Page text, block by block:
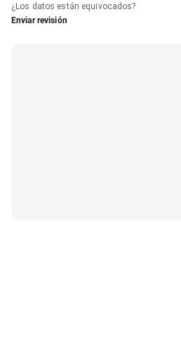
¿Los datos están equivocados?
Enviar revisión